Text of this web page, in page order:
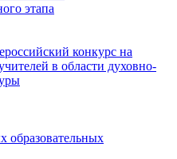
этапа
конкурс на
в области духовно-
образовательных